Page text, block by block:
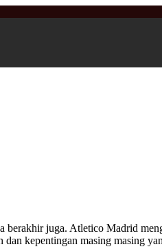
berakhir juga. Atletico Madrid
kepentingan masing masing